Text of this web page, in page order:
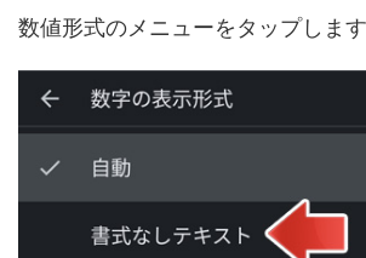
数値形式のメニューをタップします